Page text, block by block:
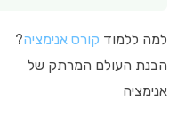
למה ללמוד קורס אנימציה?
הבנת העולם המרתק של
אנימציה